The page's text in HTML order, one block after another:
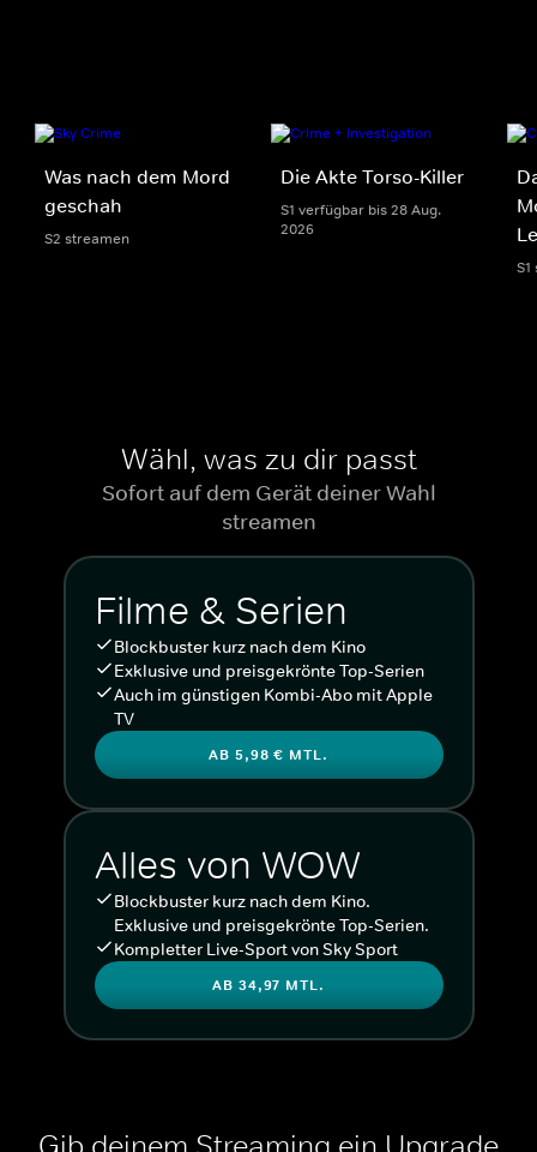
Was nach dem Mord
geschah
S2 streamen
Die Akte Torso-Killer
S1 verfügbar bis 28 Aug.
2026
Wähl, was zu dir passt
Sofort auf dem Gerät deiner Wahl
streamen
Filme & Serien
Blockbuster kurz nach dem Kino
Exklusive und preisgekrönte Top-Serien
Auch im günstigen Kombi-Abo mit Apple
TV
AB 5,98 € MTL.
Alles von WOW
Blockbuster kurz nach dem Kino.
Exklusive und preisgekrönte Top-Serien.
Kompletter Live-Sport von Sky Sport
AB 34,97 MTL.
Gib deinem Streaming ein Upgrade